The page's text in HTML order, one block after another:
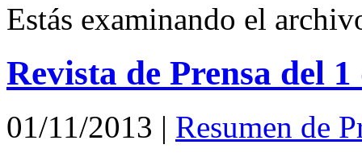
Estás examinando el
Revista de Prensa del
01/11/2013 | Resumen de